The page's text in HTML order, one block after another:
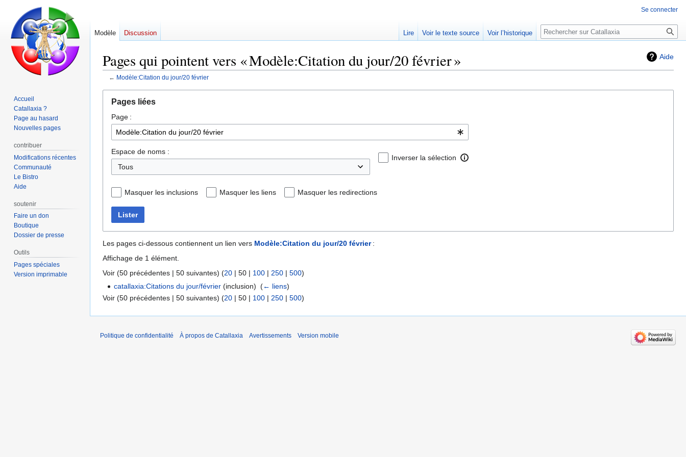
Aide
Pages qui pointent vers « Modèle:Citation du jour/20 février »
← Modèle:Citation du jour/20 février
navigation
recherche
Pages liées
Page :
Espace de noms :
Inverser la sélection
Masquer les inclusions Masquer les liens Masquer les redirections
Lister
Les pages ci-dessous contiennent un lien vers Modèle:Citation du jour/20 février:
Affichage de 1 élément.
Voir (50 précédentes | 50 suivantes) (20 | 50 | 100 | 250 | 500)
catallaxia:Citations du jour/février (inclusion) ‎(← liens)
Voir (50 précédentes | 50 suivantes) (20 | 50 | 100 | 250 | 500)
Se connecter
Modèle Discussion Lire Voir le texte source Voir l’historique Rechercher
Accueil
Catallaxia ?
Page au hasard
Nouvelles pages
contribuer
Modifications récentes
Communauté
Le Bistro
Aide
soutenir
Faire un don
Boutique
Dossier de presse
Outils
Pages spéciales
Version imprimable
Politique de confidentialité À propos de Catallaxia Avertissements Version mobile